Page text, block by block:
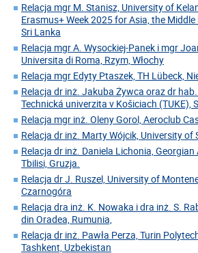
Relacja mgr M. Stanisz, University of
Erasmus+ Week 2025 for Asia, the
Sri Lanka
Relacja mgr A. Wysockiej-Panek i mgr
Universita di Roma, Rzym, Włochy
Relacja mgr Edyty Ptaszek, TH Lübeck,
Relacja dr inż. Jakuba Żywca oraz dr
Technická univerzita v Košiciach (TUKE),
Relacja mgr inż. Oleny Gorol, Aeroclub
Relacja dr inż. Marty Wójcik, University of
Relacja dr inż. Daniela Lichonia,
Tbilisi, Gruzja.
Relacja dr J. Ruszel, University of
Czarnogóra
Relacja dra inż. K. Nowaka i dra inż. S.
din Oradea, Rumunia,
Relacja dr inż. Pawła Perza, Turin
Tashkent, Uzbekistan